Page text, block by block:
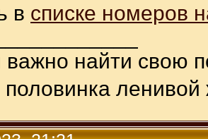
в списке номеров
найти свою
половинка